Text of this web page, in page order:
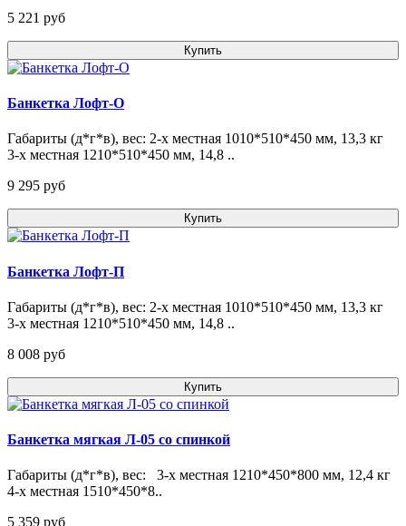
5 221 pуб
Купить
Банкетка Лофт-O
Габариты (д*г*в), вес: 2-х местная 1010*510*450 мм, 13,3 кг
3-х местная 1210*510*450 мм, 14,8 ..
9 295 pуб
Купить
Банкетка Лофт-П
Габариты (д*г*в), вес: 2-х местная 1010*510*450 мм, 13,3 кг
3-х местная 1210*510*450 мм, 14,8 ..
8 008 pуб
Купить
Банкетка мягкая Л-05 со спинкой
Габариты (д*г*в), вес: 3-х местная 1210*450*800 мм, 12,4 кг
4-х местная 1510*450*8..
5 359 pуб